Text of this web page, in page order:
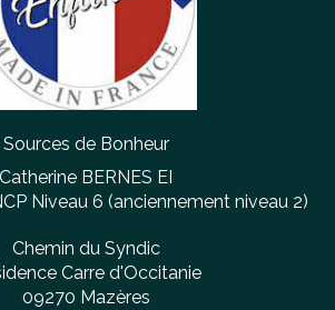
Sources de Bonheur
Catherine BERNES EI
Niveau 6 (anciennement niveau 2)
Chemin du Syndic
Carre d'Occitanie
09270 Mazères